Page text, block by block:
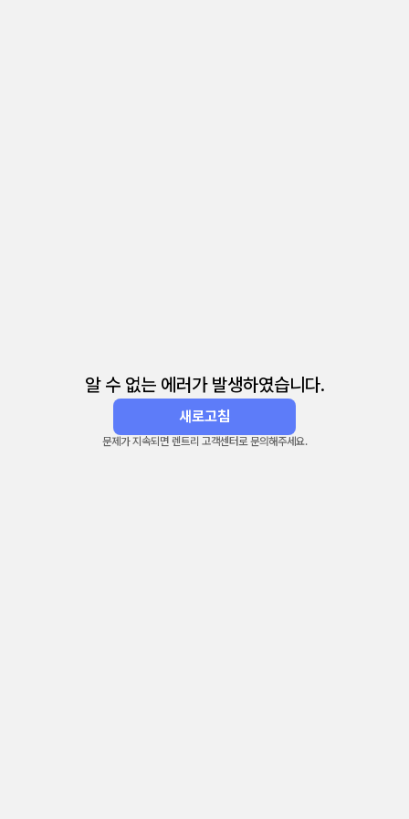
알 수 없는 에러가 발생하였습니다.
새로고침
문제가 지속되면 렌트리 고객센터로 문의해주세요.